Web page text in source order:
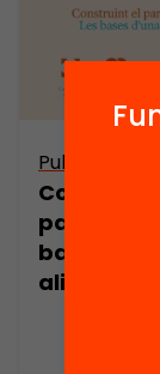
Publicació
Construint
bases
aliança